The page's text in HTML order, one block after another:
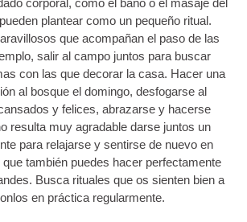
corporal, como el baño o el masaje del
plantear como un pequeño ritual.
que acompañan el paso de las
salir al campo juntos para buscar
con las que decorar la casa. Hacer una
al bosque el domingo, desfogarse al
y felices, abrazarse y hacerse
resulta muy agradable darse juntos un
para relajarse y sentirse de nuevo en
también puedes hacer perfectamente
Busca rituales que os sienten bien a
en práctica regularmente.